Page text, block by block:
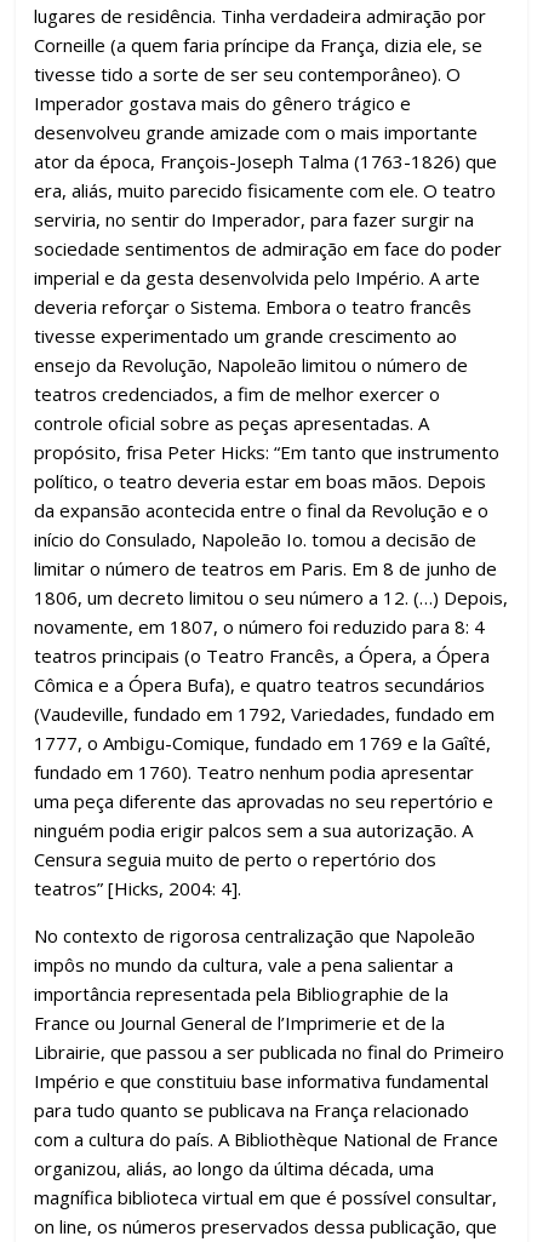
lugares de residência. Tinha verdadeira admiração por
Corneille (a quem faria príncipe da França, dizia ele, se
tivesse tido a sorte de ser seu contemporâneo). O
Imperador gostava mais do gênero trágico e
desenvolveu grande amizade com o mais importante
ator da época, François-Joseph Talma (1763-1826) que
era, aliás, muito parecido fisicamente com ele. O teatro
serviria, no sentir do Imperador, para fazer surgir na
sociedade sentimentos de admiração em face do poder
imperial e da gesta desenvolvida pelo Império. A arte
deveria reforçar o Sistema. Embora o teatro francês
tivesse experimentado um grande crescimento ao
ensejo da Revolução, Napoleão limitou o número de
teatros credenciados, a fim de melhor exercer o
controle oficial sobre as peças apresentadas. A
propósito, frisa Peter Hicks: “Em tanto que instrumento
político, o teatro deveria estar em boas mãos. Depois
da expansão acontecida entre o final da Revolução e o
início do Consulado, Napoleão Io. tomou a decisão de
limitar o número de teatros em Paris. Em 8 de junho de
1806, um decreto limitou o seu número a 12. (…) Depois,
novamente, em 1807, o número foi reduzido para 8: 4
teatros principais (o Teatro Francês, a Ópera, a Ópera
Cômica e a Ópera Bufa), e quatro teatros secundários
(Vaudeville, fundado em 1792, Variedades, fundado em
1777, o Ambigu-Comique, fundado em 1769 e la Gaîté,
fundado em 1760). Teatro nenhum podia apresentar
uma peça diferente das aprovadas no seu repertório e
ninguém podia erigir palcos sem a sua autorização. A
Censura seguia muito de perto o repertório dos
teatros” [Hicks, 2004: 4].
No contexto de rigorosa centralização que Napoleão
impôs no mundo da cultura, vale a pena salientar a
importância representada pela Bibliographie de la
France ou Journal General de l’Imprimerie et de la
Librairie, que passou a ser publicada no final do Primeiro
Império e que constituiu base informativa fundamental
para tudo quanto se publicava na França relacionado
com a cultura do país. A Bibliothèque National de France
organizou, aliás, ao longo da última década, uma
magnífica biblioteca virtual em que é possível consultar,
on line, os números preservados dessa publicação, que